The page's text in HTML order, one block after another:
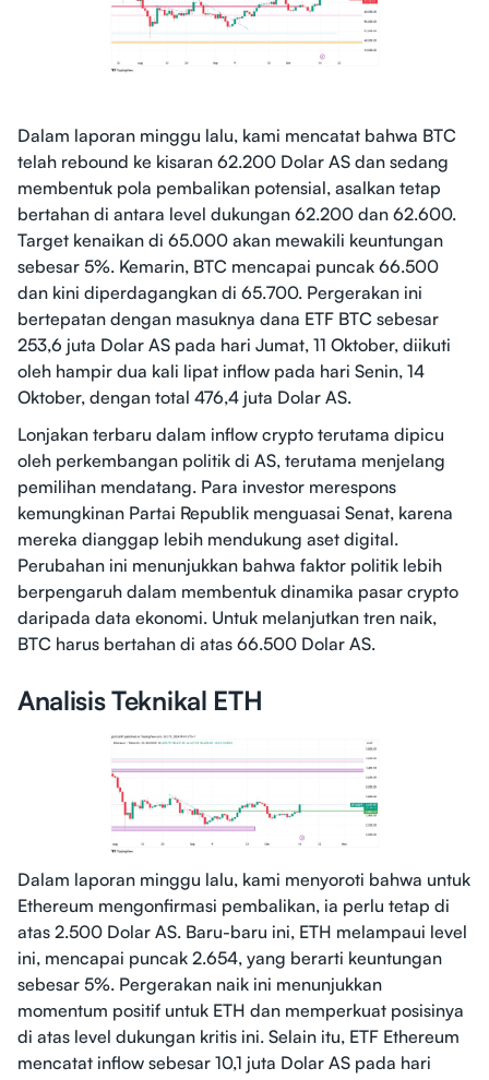
Dalam laporan minggu lalu, kami mencatat bahwa BTC
telah rebound ke kisaran 62.200 Dolar AS dan sedang
membentuk pola pembalikan potensial, asalkan tetap
bertahan di antara level dukungan 62.200 dan 62.600.
Target kenaikan di 65.000 akan mewakili keuntungan
sebesar 5%. Kemarin, BTC mencapai puncak 66.500
dan kini diperdagangkan di 65.700. Pergerakan ini
bertepatan dengan masuknya dana ETF BTC sebesar
253,6 juta Dolar AS pada hari Jumat, 11 Oktober, diikuti
oleh hampir dua kali lipat inflow pada hari Senin, 14
Oktober, dengan total 476,4 juta Dolar AS.
Lonjakan terbaru dalam inflow crypto terutama dipicu
oleh perkembangan politik di AS, terutama menjelang
pemilihan mendatang. Para investor merespons
kemungkinan Partai Republik menguasai Senat, karena
mereka dianggap lebih mendukung aset digital.
Perubahan ini menunjukkan bahwa faktor politik lebih
berpengaruh dalam membentuk dinamika pasar crypto
daripada data ekonomi. Untuk melanjutkan tren naik,
BTC harus bertahan di atas 66.500 Dolar AS.
Analisis Teknikal ETH
Dalam laporan minggu lalu, kami menyoroti bahwa untuk
Ethereum mengonfirmasi pembalikan, ia perlu tetap di
atas 2.500 Dolar AS. Baru-baru ini, ETH melampaui level
ini, mencapai puncak 2.654, yang berarti keuntungan
sebesar 5%. Pergerakan naik ini menunjukkan
momentum positif untuk ETH dan memperkuat posisinya
di atas level dukungan kritis ini. Selain itu, ETF Ethereum
mencatat inflow sebesar 10,1 juta Dolar AS pada hari